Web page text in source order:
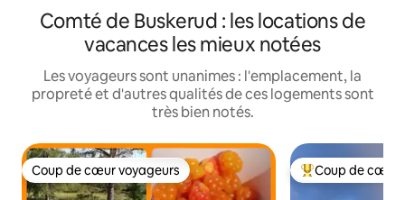
Comté de Buskerud : les locations de
vacances les mieux notées
Les voyageurs sont unanimes : l'emplacement, la
propreté et d'autres qualités de ces logements sont
très bien notés.
Coup de cœur voyageurs
Coup de cœur voyageurs Coup de cœur
Coup de cœur